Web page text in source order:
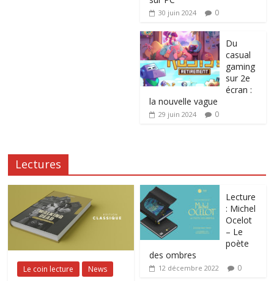
30 juin 2024 0
Du
casual
gaming
sur 2e
écran :
la nouvelle vague
29 juin 2024 0
Lectures
Le coin lecture News
Lecture
: Michel
Ocelot
– Le
poète
des ombres
12 décembre 2022 0